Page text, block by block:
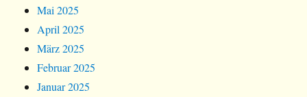
Mai 2025
April 2025
März 2025
Februar 2025
Januar 2025